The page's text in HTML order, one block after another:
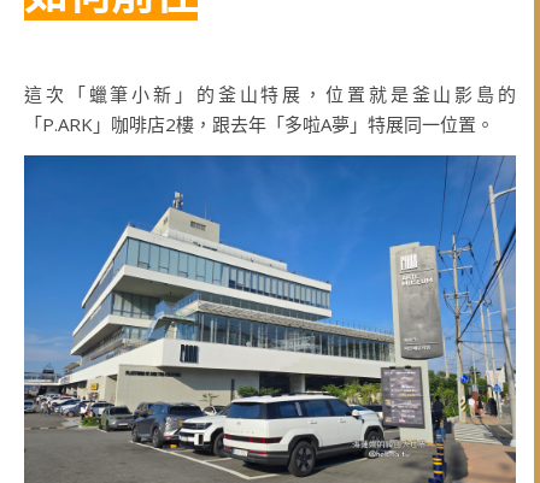
這次「蠟筆小新」的釜山特展，位置就是釜山影島的
「P.ARK」咖啡店2樓，跟去年「多啦A夢」特展同一位置。